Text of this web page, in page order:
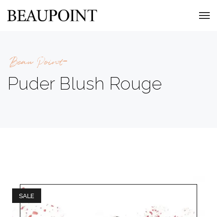
Beau Point
Puder Blush Rouge
SALE